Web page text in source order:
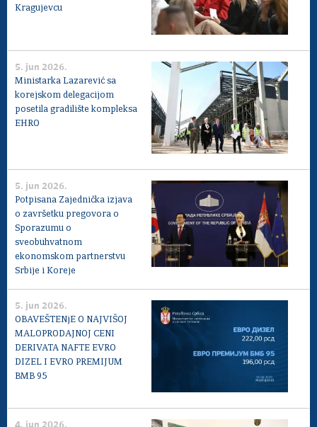
Kragujevcu
5. jun 2026.
Ministarka Lazarević sa
korejskom delegacijom
posetila gradilište kompleksa
EHRO
5. jun 2026.
Potpisana Zajednička izjava
o završetku pregovora o
Sporazumu o
sveobuhvatnom
ekonomskom partnerstvu
Srbije i Koreje
5. jun 2026.
OBAVEŠTENjE O NAJVIŠOJ
MALOPRODAJNOJ CENI
DERIVATA NAFTE EVRO
DIZEL I EVRO PREMIJUM
BMB 95